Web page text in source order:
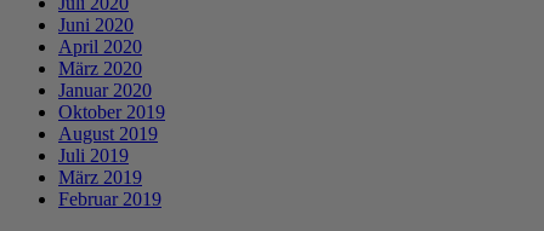
Juni 2020
April 2020
März 2020
Januar 2020
Oktober 2019
August 2019
Juli 2019
März 2019
Februar 2019